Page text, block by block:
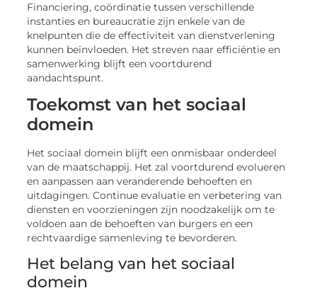
Financiering, coördinatie tussen verschillende
instanties en bureaucratie zijn enkele van de
knelpunten die de effectiviteit van dienstverlening
kunnen beïnvloeden. Het streven naar efficiëntie en
samenwerking blijft een voortdurend
aandachtspunt.
Toekomst van het sociaal
domein
Het sociaal domein blijft een onmisbaar onderdeel
van de maatschappij. Het zal voortdurend evolueren
en aanpassen aan veranderende behoeften en
uitdagingen. Continue evaluatie en verbetering van
diensten en voorzieningen zijn noodzakelijk om te
voldoen aan de behoeften van burgers en een
rechtvaardige samenleving te bevorderen.
Het belang van het sociaal
domein